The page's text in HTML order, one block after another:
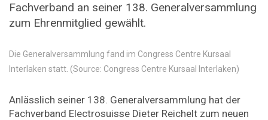
Fachverband an seiner 138. Generalversammlung
zum Ehrenmitglied gewählt.
Die Generalversammlung fand im Congress Centre Kursaal
Interlaken statt. (Source: Congress Centre Kursaal Interlaken)
Anlässlich seiner 138. Generalversammlung hat der
Fachverband Electrosuisse Dieter Reichelt zum neuen